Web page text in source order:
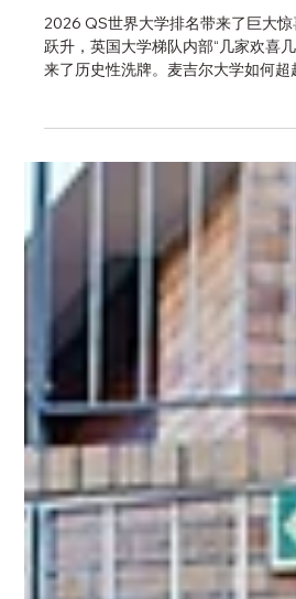
2025年6月20日 讀畢需時 3 分鐘
大学申请
2026 QS世界大学排名深度
表现强劲，YES教育中心为
2026 QS世界大学排名带来了巨大惊
跃升，英国大学梯队内部“几家欢喜
来了历史性洗牌。麦吉尔大学如何
击阅读全文，获取YES教育中心为您